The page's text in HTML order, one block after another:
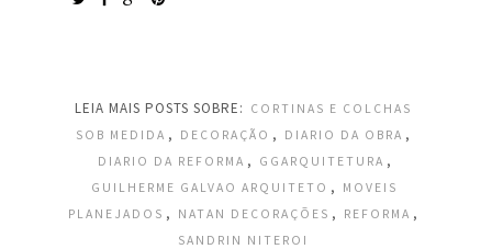
LEIA MAIS POSTS SOBRE:
CORTINAS E COLCHAS
SOB MEDIDA , DECORAÇÃO , DIARIO DA OBRA ,
DIARIO DA REFORMA , GGARQUITETURA ,
GUILHERME GALVAO ARQUITETO ,
MOVEIS
PLANEJADOS , NATAN DECORAÇÕES , REFORMA ,
SANDRIN NITEROI